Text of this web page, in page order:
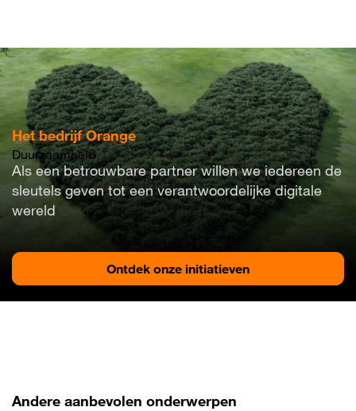
de
inhoud
gaan
Het bedrijf Orange
Duurzaamheid
Als een betrouwbare partner willen we iedereen de
sleutels geven tot een verantwoordelijke digitale
wereld​
Ontdek onze initiatieven
Andere aanbevolen onderwerpen